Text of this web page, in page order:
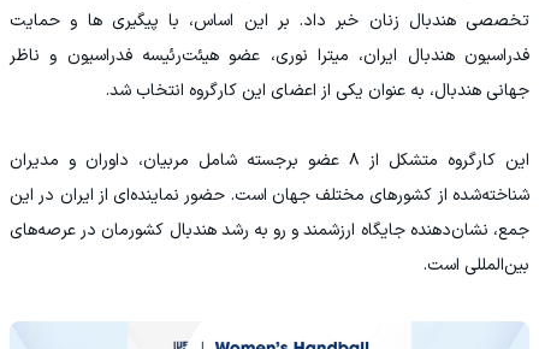
تخصصی هندبال زنان خبر داد. بر این اساس، با پیگیری ها و حمایت
فدراسیون هندبال ایران، میترا نوری، عضو هیئت‌رئیسه فدراسیون و ناظر
جهانی هندبال، به عنوان یکی از اعضای این کارگروه انتخاب شد.
این کارگروه متشکل از ۸ عضو برجسته شامل مربیان، داوران و مدیران
شناخته‌شده از کشورهای مختلف جهان است. حضور نماینده‌ای از ایران در این
جمع، نشان‌دهنده جایگاه ارزشمند و رو به رشد هندبال کشورمان در عرصه‌های
بین‌المللی است.